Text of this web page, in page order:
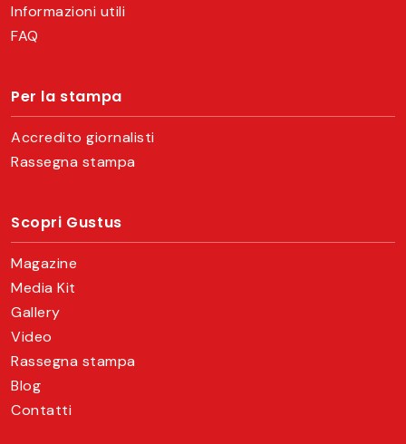
Informazioni utili
FAQ
Per la stampa
Accredito giornalisti
Rassegna stampa
Scopri Gustus
Magazine
Media Kit
Gallery
Video
Rassegna stampa
Blog
Contatti